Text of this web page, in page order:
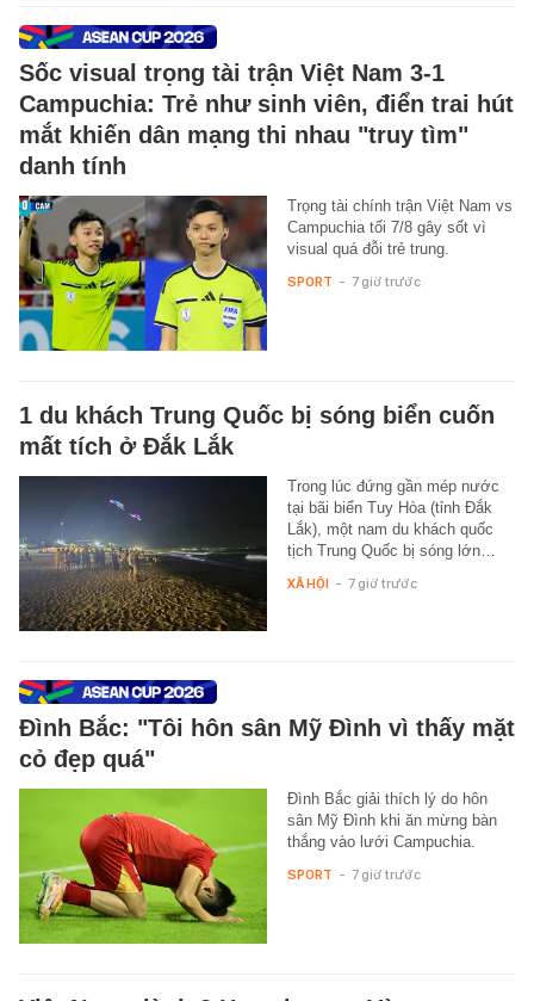
Sốc visual trọng tài trận Việt Nam 3-1
Campuchia: Trẻ như sinh viên, điển trai hút
mắt khiến dân mạng thi nhau "truy tìm"
danh tính
Trọng tài chính trận Việt Nam vs
Campuchia tối 7/8 gây sốt vì
visual quá đỗi trẻ trung.
SPORT - 7 giờ trước
1 du khách Trung Quốc bị sóng biển cuốn
mất tích ở Đắk Lắk
Trong lúc đứng gần mép nước
tại bãi biển Tuy Hòa (tỉnh Đắk
Lắk), một nam du khách quốc
tịch Trung Quốc bị sóng lớn…
XÃ HỘI - 7 giờ trước
Đình Bắc: "Tôi hôn sân Mỹ Đình vì thấy mặt
cỏ đẹp quá"
Đình Bắc giải thích lý do hôn
sân Mỹ Đình khi ăn mừng bàn
thắng vào lưới Campuchia.
SPORT - 7 giờ trước